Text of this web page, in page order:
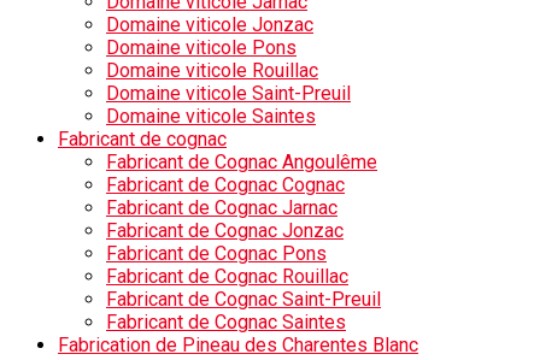
Domaine viticole Jonzac
Domaine viticole Pons
Domaine viticole Rouillac
Domaine viticole Saint-Preuil
Domaine viticole Saintes
Fabricant de cognac
Fabricant de Cognac Angoulême
Fabricant de Cognac Cognac
Fabricant de Cognac Jarnac
Fabricant de Cognac Jonzac
Fabricant de Cognac Pons
Fabricant de Cognac Rouillac
Fabricant de Cognac Saint-Preuil
Fabricant de Cognac Saintes
Fabrication de Pineau des Charentes Blanc